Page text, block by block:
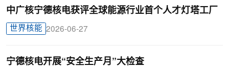
中广核宁德核电获评全球能源行业首个人才灯塔工厂
世界核能 2026-06-27
宁德核电开展“安全生产月”大检查